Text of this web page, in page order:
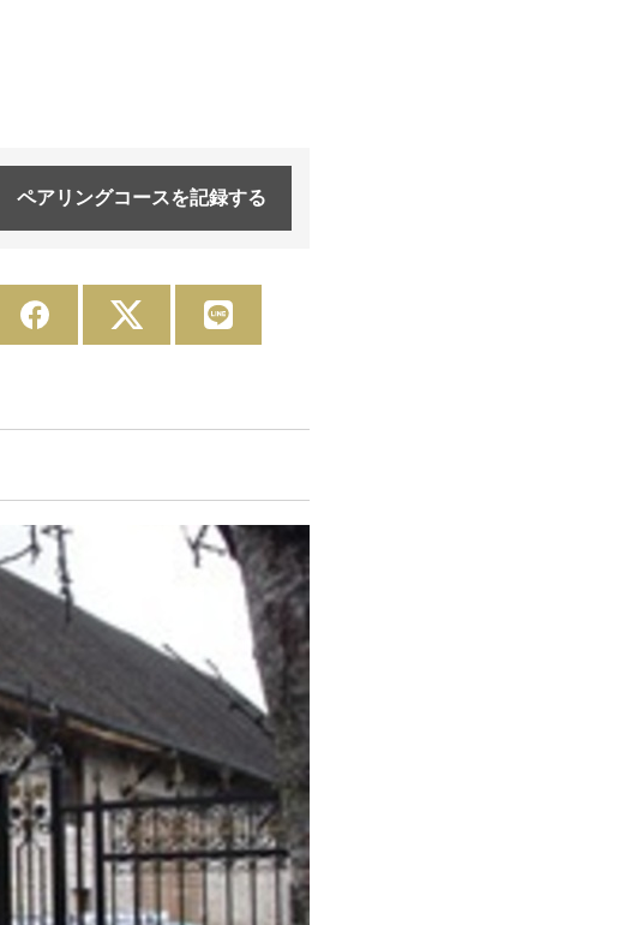
ペアリングコースを記録する